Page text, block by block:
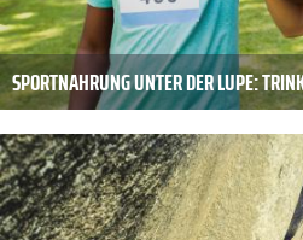
SPORTNAHRUNG UNTER DER LUPE: